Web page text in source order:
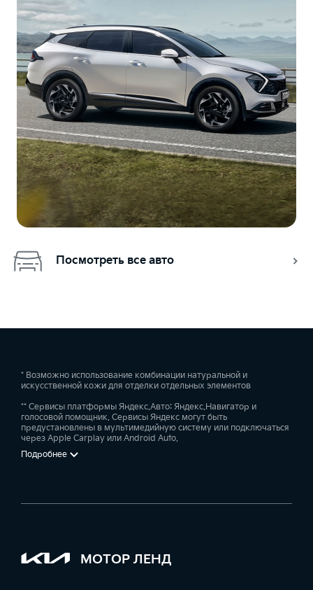
Посмотреть все авто
* Возможно использование комбинации натуральной и
искусственной кожи для отделки отдельных элементов
** Сервисы платформы Яндекс.Авто: Яндекс.Навигатор и
голосовой помощник. Сервисы Яндекс могут быть
предустановлены в мультимедийную систему или подключаться
через Apple Carplay или Android Auto.
Подробнее
МОТОР ЛЕНД